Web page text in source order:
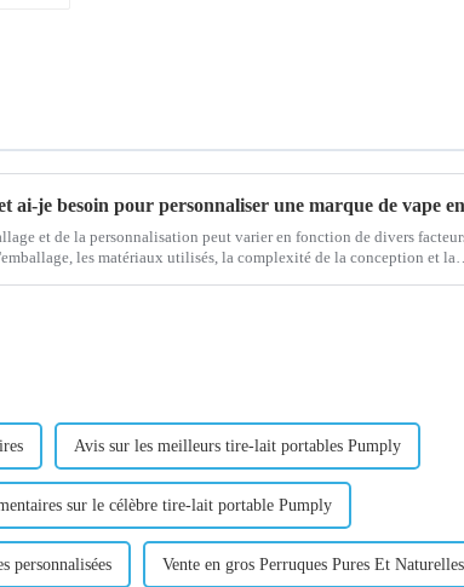
et de la personnalisation peut varier en fonction de divers
les matériaux utilisés, la complexité de la conception et la
Avis sur les meilleurs tire-lait portables Pumply
sur le célèbre tire-lait portable Pumply
personnalisées Vente en gros Perruques Pures Et Naturelles